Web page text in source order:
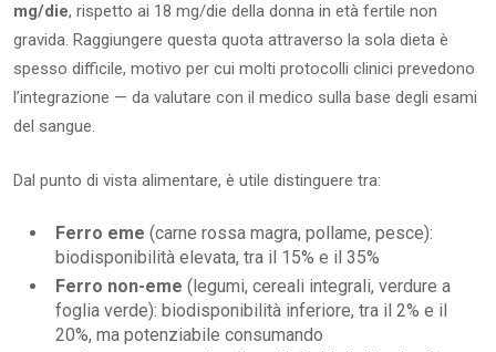
mg/die, rispetto ai 18 mg/die della donna in età fertile non
gravida. Raggiungere questa quota attraverso la sola dieta è
spesso difficile, motivo per cui molti protocolli clinici prevedono
l’integrazione — da valutare con il medico sulla base degli esami
del sangue.
Dal punto di vista alimentare, è utile distinguere tra:
Ferro eme (carne rossa magra, pollame, pesce):
biodisponibilità elevata, tra il 15% e il 35%
Ferro non-eme (legumi, cereali integrali, verdure a
foglia verde): biodisponibilità inferiore, tra il 2% e il
20%, ma potenziabile consumando